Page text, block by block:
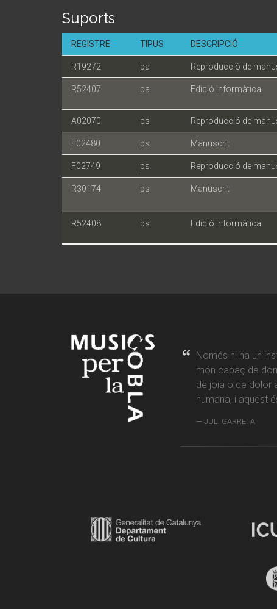
Suports
REGISTRE TIPUS DESCRIPCIÓ
R19272 pa Reproducció de
R52407 pa Edició informàtica
A02070 ps Reproducció de
F02480 ps Manuscrit
F02749 ps Reproducció de
R30174 ps Manuscrit
R52408 ps Edició informàtica
Només hi ha un
món capaç de
de joia o de dolor
humana, i aquest
JULI GARRETA